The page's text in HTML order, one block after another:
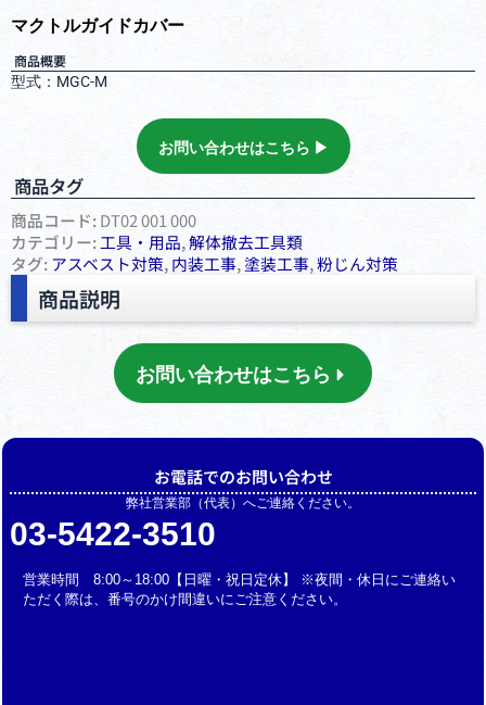
マクトルガイドカバー
商品概要
型式：MGC-M
お問い合わせはこちら ▶︎
商品タグ
商品コード:DT02 001 000
カテゴリー:⼯具・⽤品,解体撤去工具類
タグ:アスベスト対策,内装工事,塗装工事,粉じん対策
商品説明
お問い合わせはこちら
お電話でのお問い合わせ
弊社営業部（代表）へご連絡ください。
03-5422-3510
営業時間 8:00～18:00【日曜・祝日定休】 ※夜間・休日にご連絡い
ただく際は、番号のかけ間違いにご注意ください。